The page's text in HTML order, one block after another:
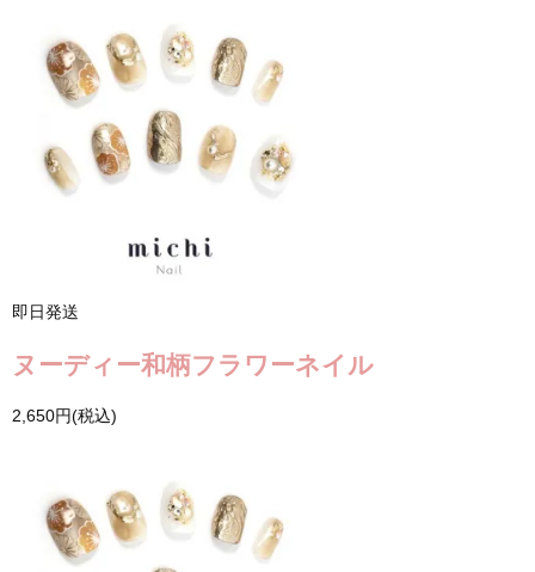
即日発送
ヌーディー和柄フラワーネイル
2,650円(税込)